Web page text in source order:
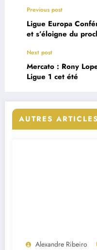
Previous post
Ligue Europa
et s’éloigne du
Next post
Mercato : Rony
Ligue 1 cet été
AUTRES ARTICLES
Alexandre Ribeiro